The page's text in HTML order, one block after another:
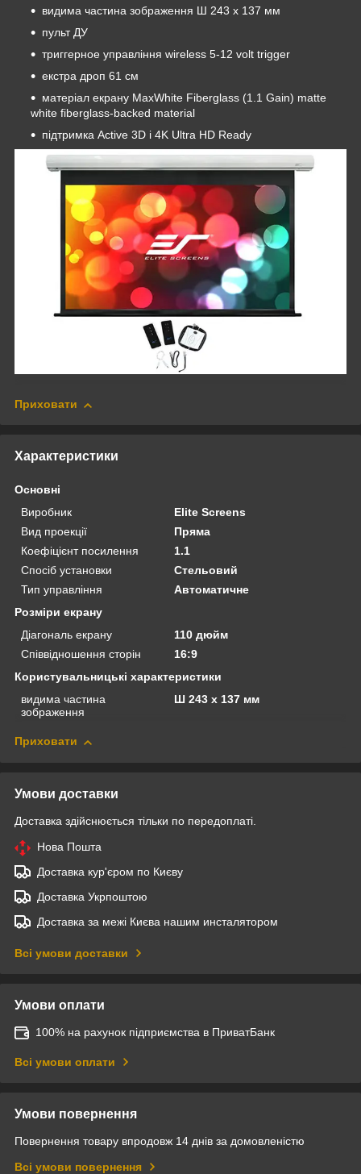
видима частина зображення Ш 243 х 137 мм
пульт ДУ
триггерное управління wireless 5-12 volt trigger
екстра дроп 61 см
матеріал екрану MaxWhite Fiberglass (1.1 Gain) matte
white fiberglass-backed material
підтримка Active 3D і 4K Ultra HD Ready
Приховати
Характеристики
Основні
Виробник
Elite Screens
Вид проекції
Пряма
Коефіцієнт посилення
1.1
Спосіб установки
Стельовий
Тип управління
Автоматичне
Розміри екрану
Діагональ екрану
110 дюйм
Співвідношення сторін
16:9
Користувальницькі характеристики
видима частина
зображення
Ш 243 х 137 мм
Приховати
Умови доставки
Доставка здійснюється тільки по передоплаті.
Нова Пошта
Доставка кур'єром по Києву
Доставка Укрпоштою
Доставка за межі Києва нашим инсталятором
Всі умови доставки
Умови оплати
100% на рахунок підприємства в ПриватБанк
Всі умови оплати
Умови повернення
Повернення товару впродовж 14 днів за домовленістю
Всі умови повернення